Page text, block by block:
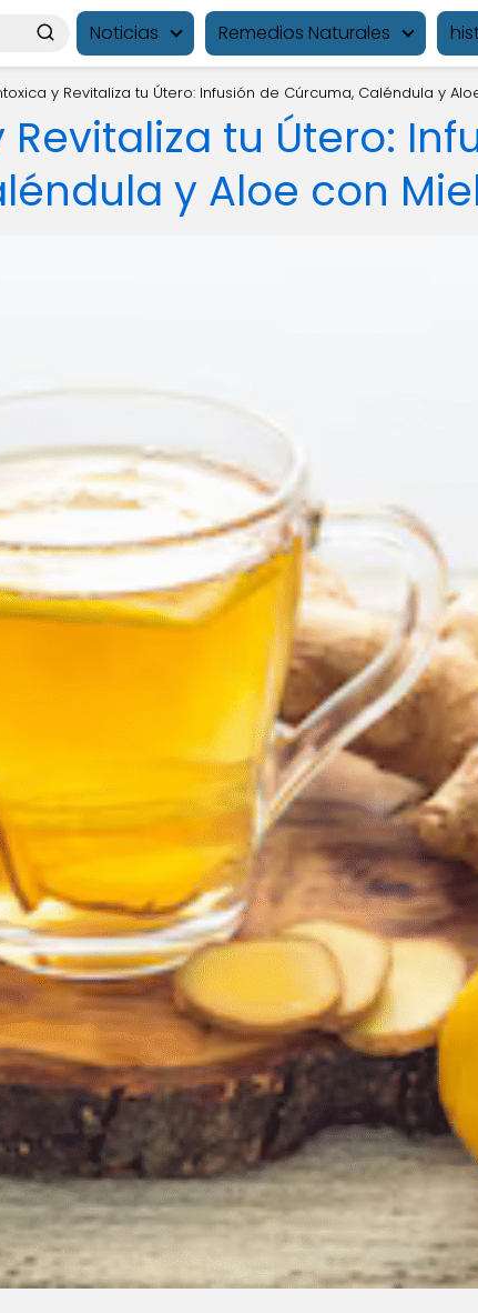
Noticias Remedios Naturales
y Revitaliza tu Útero: Infusión de Cúrcuma, Caléndula y
tu Útero:
y Aloe con